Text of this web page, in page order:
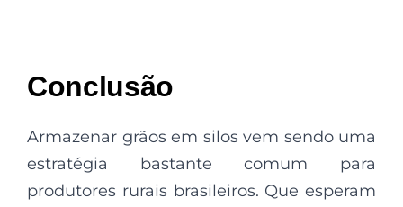
Conclusão
Armazenar grãos em silos vem sendo uma
estratégia bastante comum para
produtores rurais brasileiros. Que esperam